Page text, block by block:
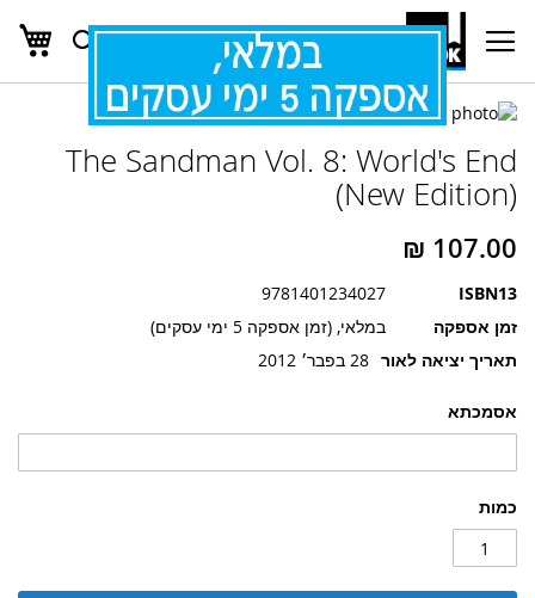
Skip
Content
חפש
אסמכתא
כמות
The Sandman Vol. 8: World's End
(New Edition)
ISBN13
9781401234027
זמן אספקה
במלאי, (זמן אספקה 5 ימי עסקים)
תאריך יציאה לאור 28 בפבר׳ 2012
לדלג
של
גלריית
תמונות
להתחלה
של
גלריית